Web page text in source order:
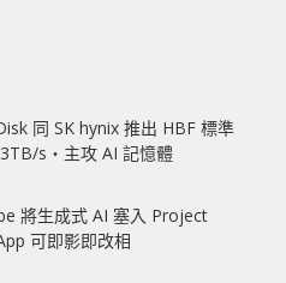
同 SK hynix 推出 HBF 標準
s‧主攻 AI 記憶體
將生成式 AI 塞入 Project
可即影即改相